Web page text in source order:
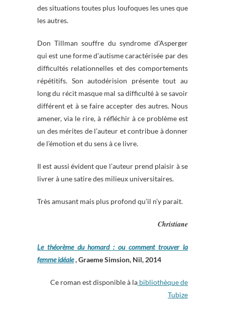
des situations toutes plus loufoques les unes que
les autres.
Don Tillman souffre du syndrome d’Asperger
qui est une forme d’autisme caractérisée par des
difficultés relationnelles et des comportements
répétitifs. Son autodérision présente tout au
long du récit masque mal sa difficulté à se savoir
différent et à se faire accepter des autres. Nous
amener, via le rire, à réfléchir à ce problème est
un des mérites de l’auteur et contribue à donner
de l’émotion et du sens à ce livre.
Il est aussi évident que l’auteur prend plaisir à se
livrer à une satire des milieux universitaires.
Très amusant mais plus profond qu’il n’y parait.
Christiane
Le théorème du homard : ou comment trouver la
femme idéale, Graeme Simsion, Nil, 2014
Ce roman est disponible à la bibliothèque de
Tubize